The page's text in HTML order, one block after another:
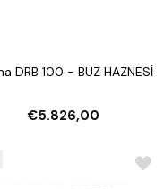
DRB 100 - BUZ HAZNESİ
€5.826,00